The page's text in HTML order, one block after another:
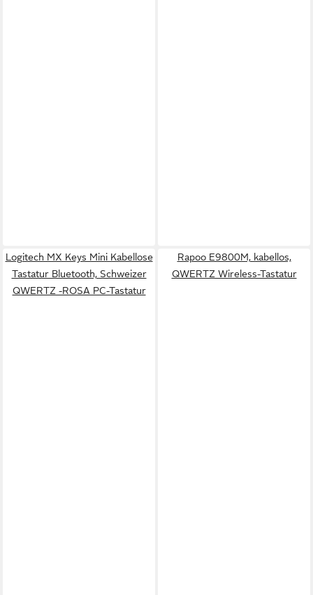
Logitech MX Keys Mini Kabellose
Tastatur Bluetooth, Schweizer
QWERTZ -ROSA PC-Tastatur
Rapoo E9800M, kabellos,
QWERTZ Wireless-Tastatur